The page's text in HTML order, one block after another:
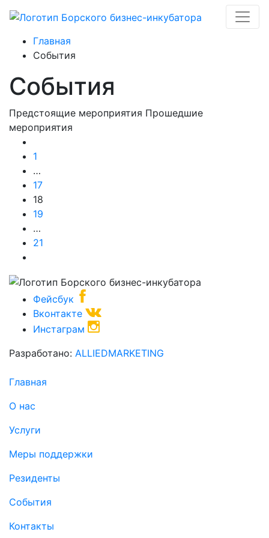
Главная
События
События
Предстоящие мероприятия Прошедшие
мероприятия
1
…
17
18
19
…
21
Фейсбук
Вконтакте
Инстаграм
Разработано: ALLIEDMARKETING
Главная
О нас
Услуги
Меры поддержки
Резиденты
События
Контакты